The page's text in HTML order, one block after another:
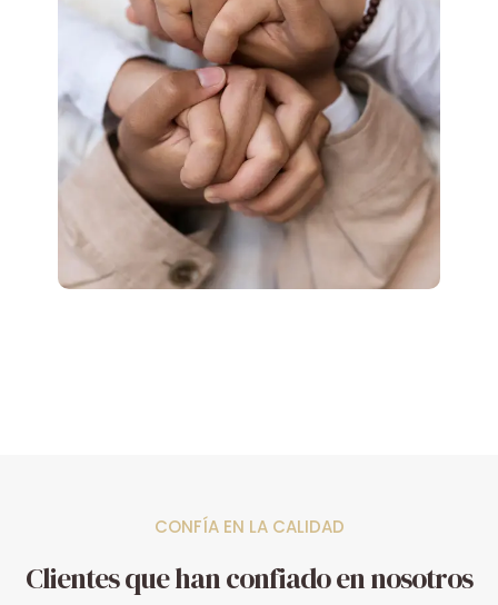
CONFÍA EN LA CALIDAD
Clientes que han confiado en nosotros